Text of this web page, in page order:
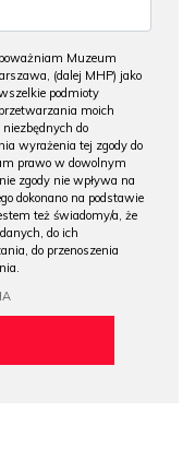
Muzeum
(dalej MHP) jako
podmioty
moich
do
wyrażenia tej zgody do
prawo w dowolnym
zgody nie wpływa na
dokonano na podstawie
też świadomy/a, że
do ich
do przenoszenia